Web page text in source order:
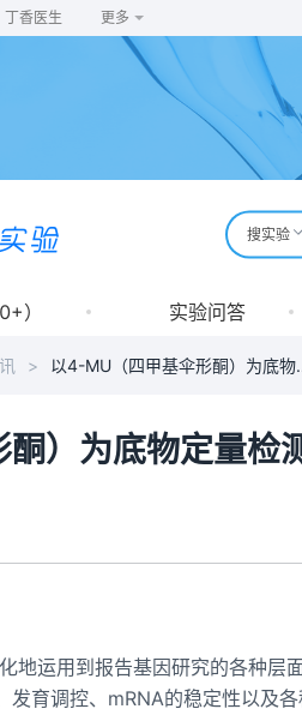
丁香医生 更多
搜实验
） 实验问答
> 以4-MU（四
）为底物定量检
地运用到报告基因研究的各种层
育调控、mRNA的稳定性以及各